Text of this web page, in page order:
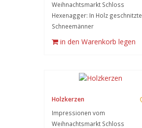
Weihnachtsmarkt Schloss
Hexenagger: In Holz geschnitzte
Schneemänner
in den Warenkorb legen
Holzkerzen
Impressionen vom
Weihnachtsmarkt Schloss